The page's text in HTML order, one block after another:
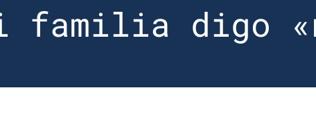
familia digo